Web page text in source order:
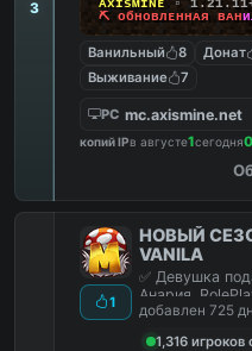
3 ᴀxɪsᴍɪɴᴇ ▫
⛏ ᴏбʜᴏʙлᴇʜʜᴀя ʙᴀʜи
Ванильный 8 Донат
Выживание
7
PC mc.axismine.net
копий IPв августе1сегодня0
1
НОВЫЙ
VANILA
✅ Девушка
Анария,
добавлен 725
1,316 игроков